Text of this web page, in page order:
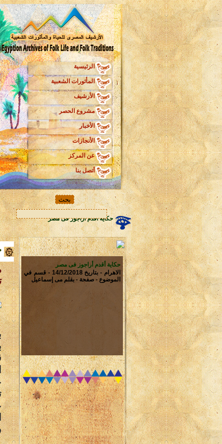
الرئيسية
المأثورات الشعبية
الأرشيف
مشروع الحصر
الأخبار
الأنجازات
عن المركز
أتصل بنا
حكاية أقدم أراجوز فى مصر
حكاية أقدم أراجوز فى مصر
الاهرام - بتاريخ 14/12/2018 - قسم في
الموضوع - صفحة - بقلم مى إسماعيل